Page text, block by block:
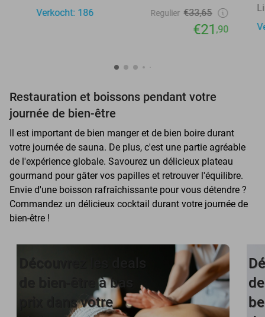
Verkocht: 186
Regulier €33,65
€21,90
Restauration et boissons pendant votre
journée de bien-être
Il est important de bien manger et de bien boire durant
votre journée de sauna. De plus, c'est une partie agréable
de l'expérience globale. Savourez un délicieux plateau
gourmand pour gâter vos papilles et retrouver l'équilibre.
Envie d'une boisson rafraîchissante pour vous détendre ?
Commandez un délicieux cocktail durant votre journée de
bien-être !
de bien-être à bas
prix dans votre